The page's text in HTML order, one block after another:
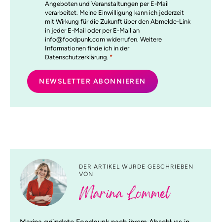
Angeboten und Veranstaltungen per E-Mail
verarbeitet. Meine Einwilligung kann ich jederzeit
mit Wirkung für die Zukunft über den Abmelde-Link
in jeder E-Mail oder per E-Mail an
info@foodpunk.com widerrufen. Weitere
Informationen finde ich in der
Datenschutzerklärung. *
DER ARTIKEL WURDE GESCHRIEBEN
VON
Marina Lommel